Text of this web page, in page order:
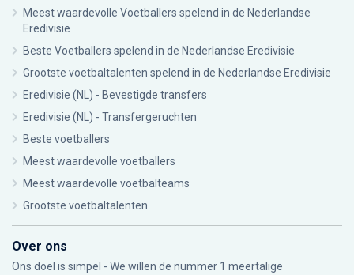
Meest waardevolle Voetballers spelend in de Nederlandse
Eredivisie
Beste Voetballers spelend in de Nederlandse Eredivisie
Grootste voetbaltalenten spelend in de Nederlandse Eredivisie
Eredivisie (NL) - Bevestigde transfers
Eredivisie (NL) - Transfergeruchten
Beste voetballers
Meest waardevolle voetballers
Meest waardevolle voetbalteams
Grootste voetbaltalenten
Over ons
Ons doel is simpel - We willen de nummer 1 meertalige